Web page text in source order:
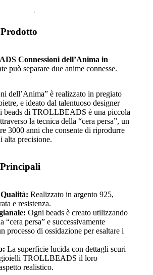
Connessioni dell’Anima in
può separare due anime connesse.
dell’Anima” è realizzato in pregiato
e ideato dal talentuoso designer
beads di TROLLBEADS è una piccola
la tecnica della “cera persa”, un
3000 anni che consente di riprodurre
alta precisione.
Realizzato in argento 925,
e resistenza.
Ogni beads è creato utilizzando
“cera persa” e successivamente
processo di ossidazione per esaltare i
La superficie lucida con dettagli scuri
gioielli TROLLBEADS il loro
realistico.